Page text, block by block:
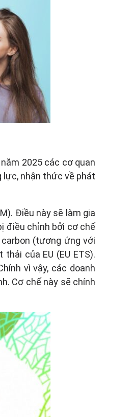
2025 các cơ quan
lực, nhận thức về phát
Điều này sẽ làm gia
điều chỉnh bởi cơ chế
carbon (tương ứng với
của EU (EU ETS).
vì vậy, các doanh
Cơ chế này sẽ chính